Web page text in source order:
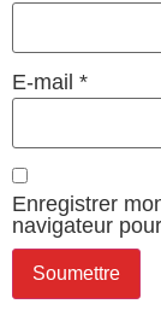
E-mail *
Enregistrer
navigateur